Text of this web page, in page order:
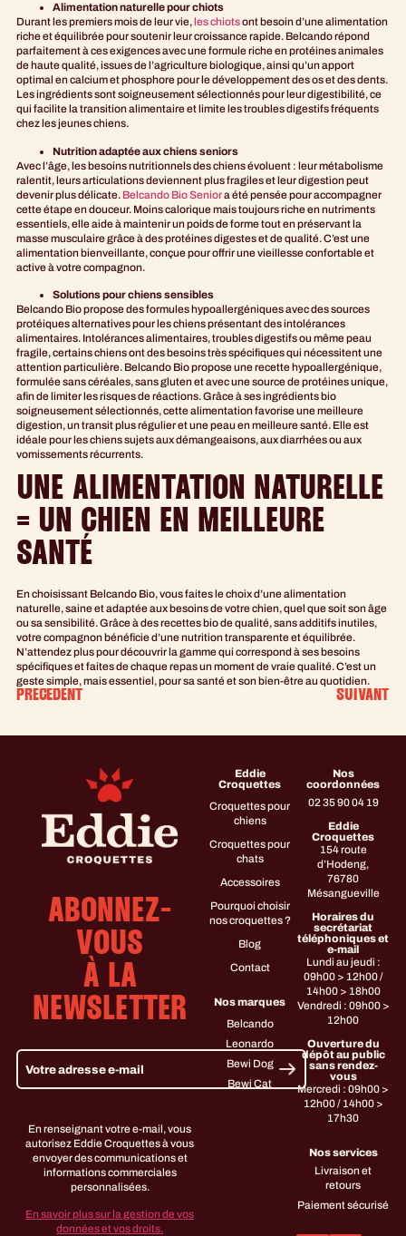
Alimentation naturelle pour chiots
Durant les premiers mois de leur vie, les chiotsont besoin d’une alimentation
riche et équilibrée pour soutenir leur croissance rapide. Belcando répond
parfaitement à ces exigences avec une formule riche en protéines animales
de haute qualité, issues de l’agriculture biologique, ainsi qu’un apport
optimal en calcium et phosphore pour le développement des os et des dents.
Les ingrédients sont soigneusement sélectionnés pour leur digestibilité, ce
qui facilite la transition alimentaire et limite les troubles digestifs fréquents
chez les jeunes chiens.
Nutrition adaptée aux chiens seniors
Avec l’âge, les besoins nutritionnels des chiens évoluent : leur métabolisme
ralentit, leurs articulations deviennent plus fragiles et leur digestion peut
devenir plus délicate. Belcando Bio Seniora été pensée pour accompagner
cette étape en douceur. Moins calorique mais toujours riche en nutriments
essentiels, elle aide à maintenir un poids de forme tout en préservant la
masse musculaire grâce à des protéines digestes et de qualité. C’est une
alimentation bienveillante, conçue pour offrir une vieillesse confortable et
active à votre compagnon.
Solutions pour chiens sensibles
Belcando Bio propose des formules hypoallergéniques avec des sources
protéiques alternatives pour les chiens présentant des intolérances
alimentaires. Intolérances alimentaires, troubles digestifs ou même peau
fragile, certains chiens ont des besoins très spécifiques qui nécessitent une
attention particulière. Belcando Bio propose une recette hypoallergénique,
formulée sans céréales, sans gluten et avec une source de protéines unique,
afin de limiter les risques de réactions. Grâce à ses ingrédients bio
soigneusement sélectionnés, cette alimentation favorise une meilleure
digestion, un transit plus régulier et une peau en meilleure santé. Elle est
idéale pour les chiens sujets aux démangeaisons, aux diarrhées ou aux
vomissements récurrents.
UNE ALIMENTATION NATURELLE
= UN CHIEN EN MEILLEURE
SANTÉ
En choisissant Belcando Bio, vous faites le choix d’une alimentation
naturelle, saine et adaptée aux besoins de votre chien, quel que soit son âge
ou sa sensibilité. Grâce à des recettes bio de qualité, sans additifs inutiles,
votre compagnon bénéficie d’une nutrition transparente et équilibrée.
N’attendez plus pour découvrir la gamme qui correspond à ses besoins
spécifiques et faites de chaque repas un moment de vraie qualité. C’est un
geste simple, mais essentiel, pour sa santé et son bien-être au quotidien.
PRÉCÉDENT SUIVANT
ABONNEZ-
VOUS
À LA
NEWSLETTER
En renseignant votre e-mail, vous
autorisez Eddie Croquettes à vous
envoyer des communications et
informations commerciales
personnalisées.
En savoir plus sur la gestion de vos
données et vos droits.
Eddie
Croquettes
Croquettes pour
chiens
Croquettes pour
chats
Accessoires
Pourquoi choisir
nos croquettes ?
Blog
Contact
Nos marques
Belcando
Leonardo
Bewi Dog
Bewi Cat
Nos
coordonnées
02 35 90 04 19
Eddie
Croquettes
154 route
d’Hodeng,
76780
Mésangueville
Horaires du
secrétariat
téléphoniques et
e-mail
Lundi au jeudi :
09h00 > 12h00 /
14h00 > 18h00
Vendredi : 09h00 >
12h00
Ouverture du
dépôt au public
sans rendez-
vous
Mercredi : 09h00 >
12h00 / 14h00 >
17h30
Nos services
Livraison et
retours
Paiement sécurisé